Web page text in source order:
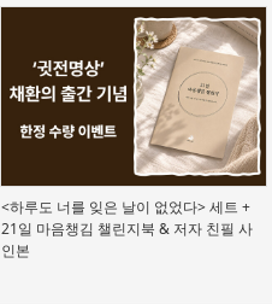
<하루도 너를 잊은 날이 없었다> 세트 +
21일 마음챙김 챌린지북 & 저자 친필 사
인본